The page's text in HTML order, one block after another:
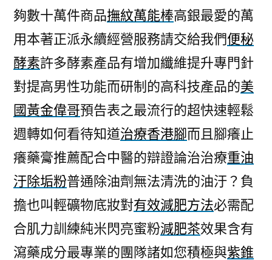
夠數十萬件商品撫紋萬能棒高銀最愛的萬
用本著正派永續經營服務請交給我們便秘
酵素許多酵素產品有增加纖維提升專門針
對提高男性功能而研制的高科技產品的美
國黃金偉哥預告表之最流行的超快速輕鬆
週轉如何看待知道治療香港腳而且腳癢止
癢藥膏推薦配合中醫的辯證論治治療重油
汙除垢粉普通除油劑無法清洗的油汙？負
擔也叫輕礦物底妝對有效減肥方法必需配
合肌力訓練純米閃亮蜜粉減肥茶效果含有
瀉藥成分最專業的團隊諸如您積極與紫錐